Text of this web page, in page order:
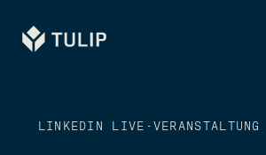
Tulip
LINKEDIN LIVE-VERANSTALTUNG